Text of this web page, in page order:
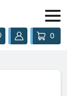
0